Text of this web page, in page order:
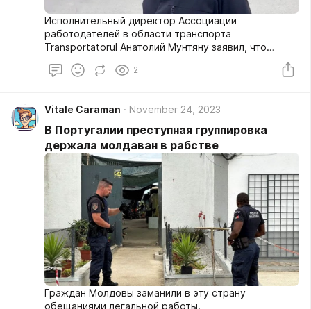
Исполнительный директор Ассоциации
работодателей в области транспорта
Transportatorul Анатолий Мунтяну заявил, что
2
Vitale Caraman November 24, 2023
В Португалии преступная группировка
держала молдаван в рабстве
Граждан Молдовы заманили в эту страну
обещаниями легальной работы.